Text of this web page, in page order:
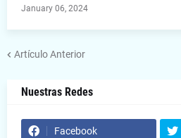
January 06, 2024
Artículo Anterior
Nuestras Redes
Facebook